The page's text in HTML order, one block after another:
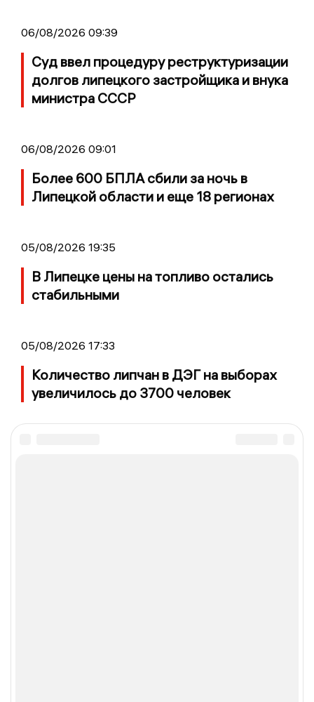
06/08/2026 09:39
Суд ввел процедуру реструктуризации
долгов липецкого застройщика и внука
министра СССР
06/08/2026 09:01
Более 600 БПЛА сбили за ночь в
Липецкой области и еще 18 регионах
05/08/2026 19:35
В Липецке цены на топливо остались
стабильными
05/08/2026 17:33
Количество липчан в ДЭГ на выборах
увеличилось до 3700 человек